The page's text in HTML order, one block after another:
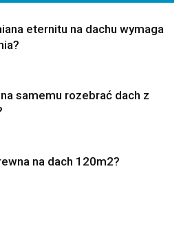
eternitu na dachu wymaga
samemu rozebrać dach z
na dach 120m2?